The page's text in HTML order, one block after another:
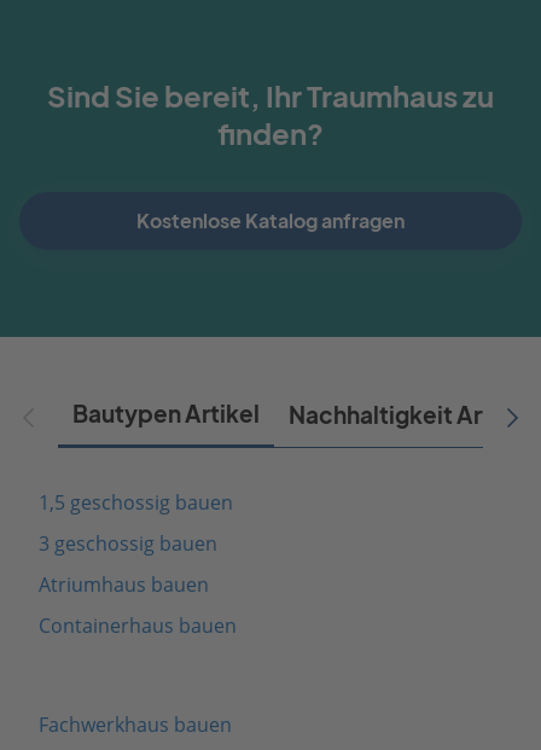
Sind Sie bereit, Ihr Traumhaus zu
finden?
Kostenlose Katalog anfragen
Bautypen Artikel Nachhaltigkeit Artikel
1,5 geschossig bauen
3 geschossig bauen
Atriumhaus bauen
Containerhaus bauen
Fachwerkhaus bauen